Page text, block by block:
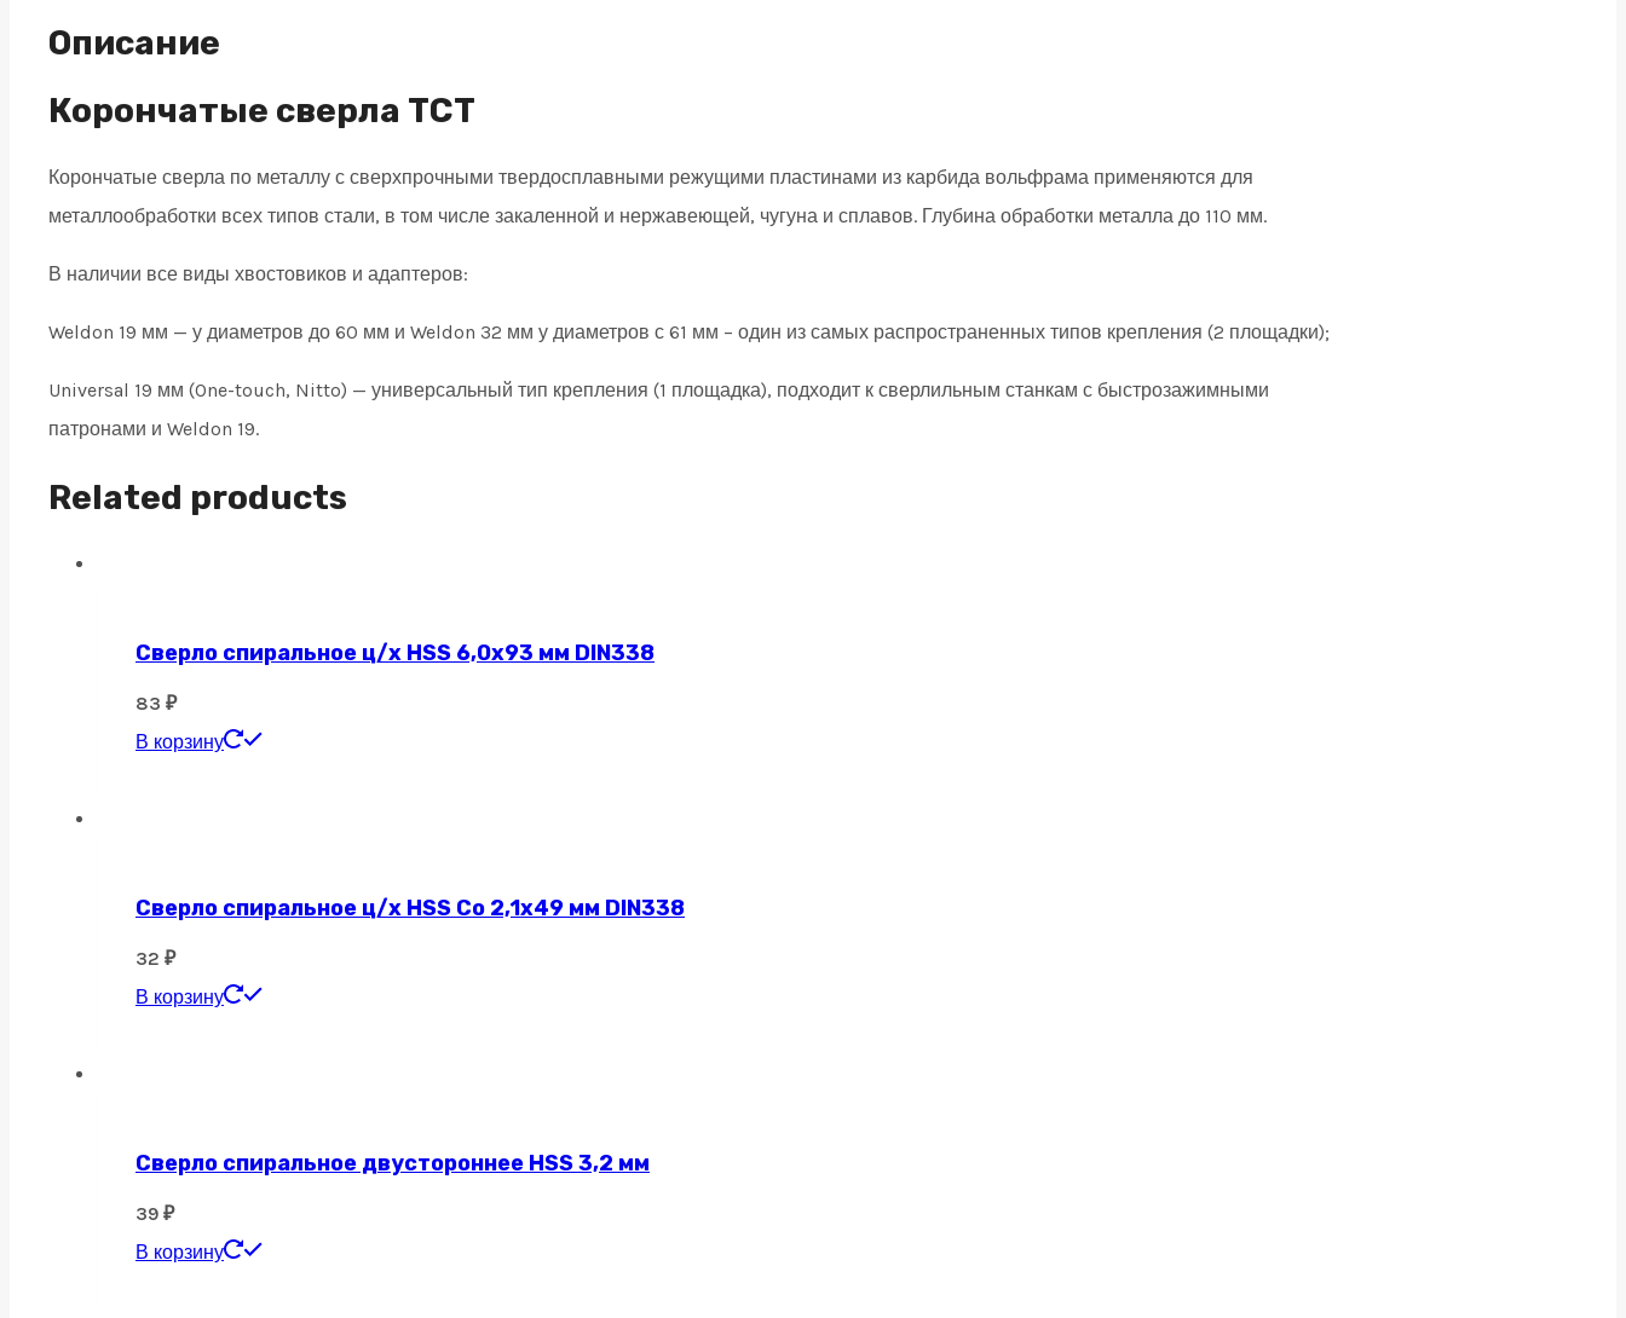
weldon
quantity
Описание
Корончатые сверла TCT
Корончатые сверла по металлу с сверхпрочными твердосплавными режущими пластинами из карбида вольфрама применяются для
металлообработки всех типов стали, в том числе закаленной и нержавеющей, чугуна и сплавов. Глубина обработки металла до 110 мм.
В наличии все виды хвостовиков и адаптеров:
Weldon 19 мм — у диаметров до 60 мм и Weldon 32 мм у диаметров с 61 мм – один из самых распространенных типов крепления (2 площадки);
Universal 19 мм (One-touch, Nitto) — универсальный тип крепления (1 площадка), подходит к сверлильным станкам с быстрозажимными
патронами и Weldon 19.
Related products
Сверло спиральное ц/х HSS 6,0х93 мм DIN338
83 ₽
В корзину
Сверло спиральное ц/х HSS Co 2,1х49 мм DIN338
32 ₽
В корзину
Сверло спиральное двустороннее HSS 3,2 мм
39 ₽
В корзину